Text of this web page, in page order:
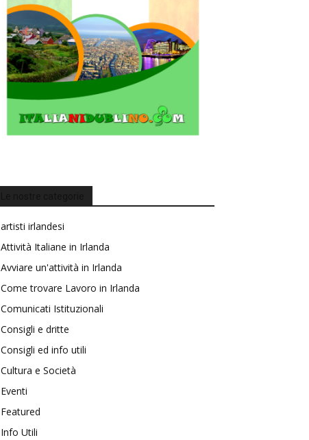
artisti irlandesi
Attività Italiane in Irlanda
Avviare un'attività in Irlanda
Come trovare Lavoro in Irlanda
Comunicati Istituzionali
Consigli e dritte
Consigli ed info utili
Cultura e Società
Eventi
Featured
Info Utili